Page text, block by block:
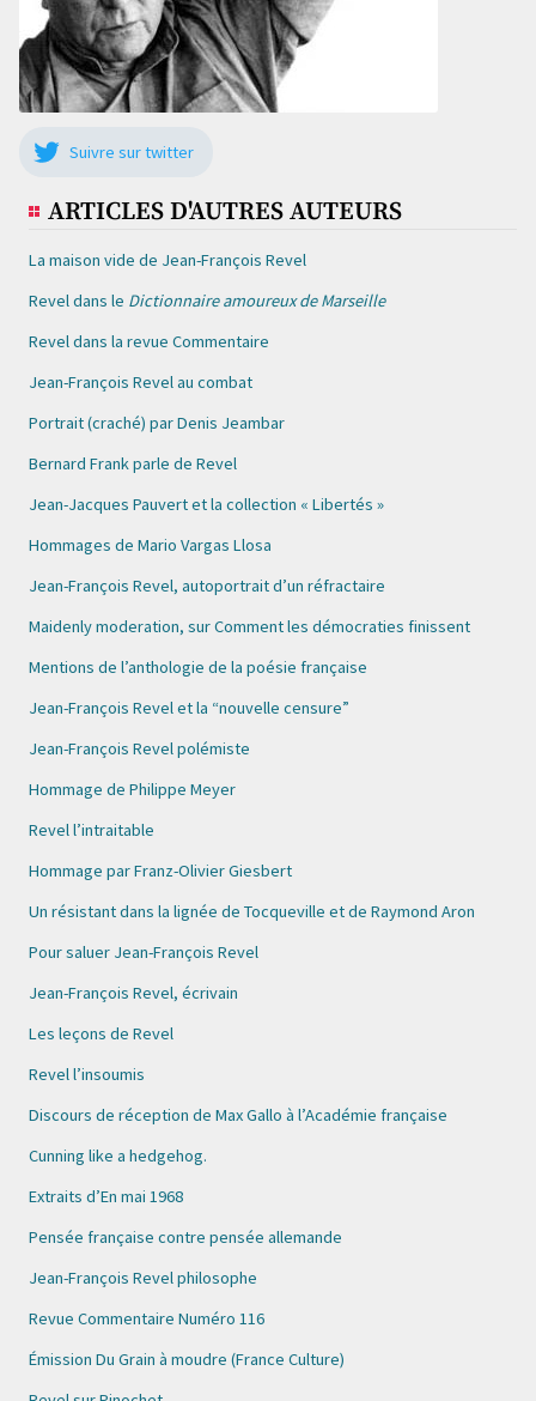
Suivre sur twitter
ARTICLES D'AUTRES AUTEURS
La maison vide de Jean-François Revel
Revel dans le Dictionnaire amoureux de Marseille
Revel dans la revue Commentaire
Jean-François Revel au combat
Portrait (craché) par Denis Jeambar
Bernard Frank parle de Revel
Jean-Jacques Pauvert et la collection « Libertés »
Hommages de Mario Vargas Llosa
Jean-François Revel, autoportrait d’un réfractaire
Maidenly moderation, sur Comment les démocraties finissent
Mentions de l’anthologie de la poésie française
Jean-François Revel et la “nouvelle censure”
Jean-François Revel polémiste
Hommage de Philippe Meyer
Revel l’intraitable
Hommage par Franz-Olivier Giesbert
Un résistant dans la lignée de Tocqueville et de Raymond Aron
Pour saluer Jean-François Revel
Jean-François Revel, écrivain
Les leçons de Revel
Revel l’insoumis
Discours de réception de Max Gallo à l’Académie française
Cunning like a hedgehog.
Extraits d’En mai 1968
Pensée française contre pensée allemande
Jean-François Revel philosophe
Revue Commentaire Numéro 116
Émission Du Grain à moudre (France Culture)